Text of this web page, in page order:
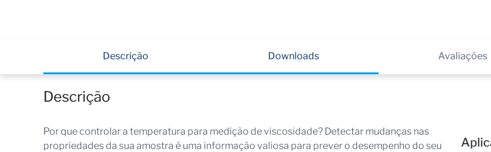
Descrição Downloads Avaliações
Descrição
Por que controlar a temperatura para medição de viscosidade? Detectar mudanças nas
propriedades da sua amostra é uma informação valiosa para prever o desempenho do seu